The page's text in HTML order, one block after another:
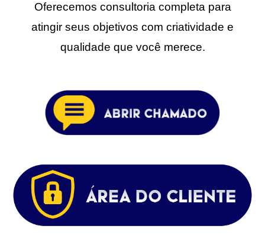
Oferecemos consultoria completa para
atingir seus objetivos com criatividade e
qualidade que você merece.